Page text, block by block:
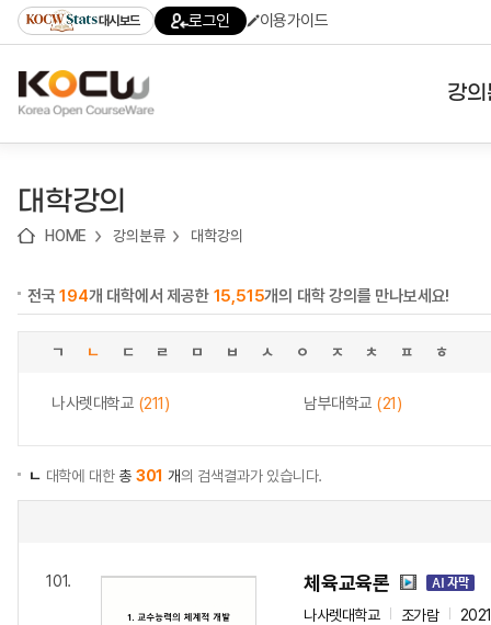
기
기
기
content)
가
대시보드 로그인 이용가이드
강
대학강의
HOME 강의분류 대학강의
전국194개 대학에서 제공한 15,515개의 대학 강의를 만나보세요!
ㄱ ㄴ ㄷ ㄹ ㅁ ㅂ ㅅ ㅇ ㅈ ㅊ ㅍ ㅎ
나사렛대학교 (211) 남부대학교 (21)
ㄴ 대학에 대한총 301 개의 검색결과가 있습니다.
101. 체육교육론
나사렛대학교 조가람